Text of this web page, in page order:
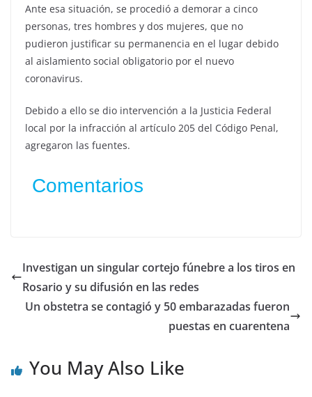
Ante esa situación, se procedió a demorar a cinco
personas, tres hombres y dos mujeres, que no
pudieron justificar su permanencia en el lugar debido
al aislamiento social obligatorio por el nuevo
coronavirus.
Debido a ello se dio intervención a la Justicia Federal
local por la infracción al artículo 205 del Código Penal,
agregaron las fuentes.
Comentarios
Investigan un singular cortejo fúnebre a los tiros en
Rosario y su difusión en las redes
Un obstetra se contagió y 50 embarazadas fueron
puestas en cuarentena
You May Also Like